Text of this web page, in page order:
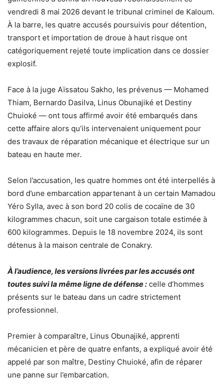
vendredi 8 mai 2026 devant le tribunal criminel de Kaloum.
À la barre, les quatre accusés poursuivis pour détention,
transport et importation de droue à haut risque ont
catégoriquement rejeté toute implication dans ce dossier
explosif.
Face à la juge Aïssatou Sakho, les prévenus — Mohamed
Thiam, Bernardo Dasilva, Linus Obunajiké et Destiny
Chuioké — ont tous affirmé avoir été embarqués dans
cette affaire alors qu’ils intervenaient uniquement pour
des travaux de réparation mécanique et électrique sur un
bateau en haute mer.
Selon l’accusation, les quatre hommes ont été interpellés à
bord d’une embarcation appartenant à un certain Mamadou
Yéro Sylla, avec à son bord 20 colis de cocaïne de 30
kilogrammes chacun, soit une cargaison totale estimée à
600 kilogrammes. Depuis le 18 novembre 2024, ils sont
détenus à la maison centrale de Conakry.
À l’audience, les versions livrées par les accusés ont
toutes suivi la même ligne de défense : celle d’hommes
présents sur le bateau dans un cadre strictement
professionnel.
Premier à comparaître, Linus Obunajiké, apprenti
mécanicien et père de quatre enfants, a expliqué avoir été
appelé par son maître, Destiny Chuioké, afin de réparer
une panne sur l’embarcation.